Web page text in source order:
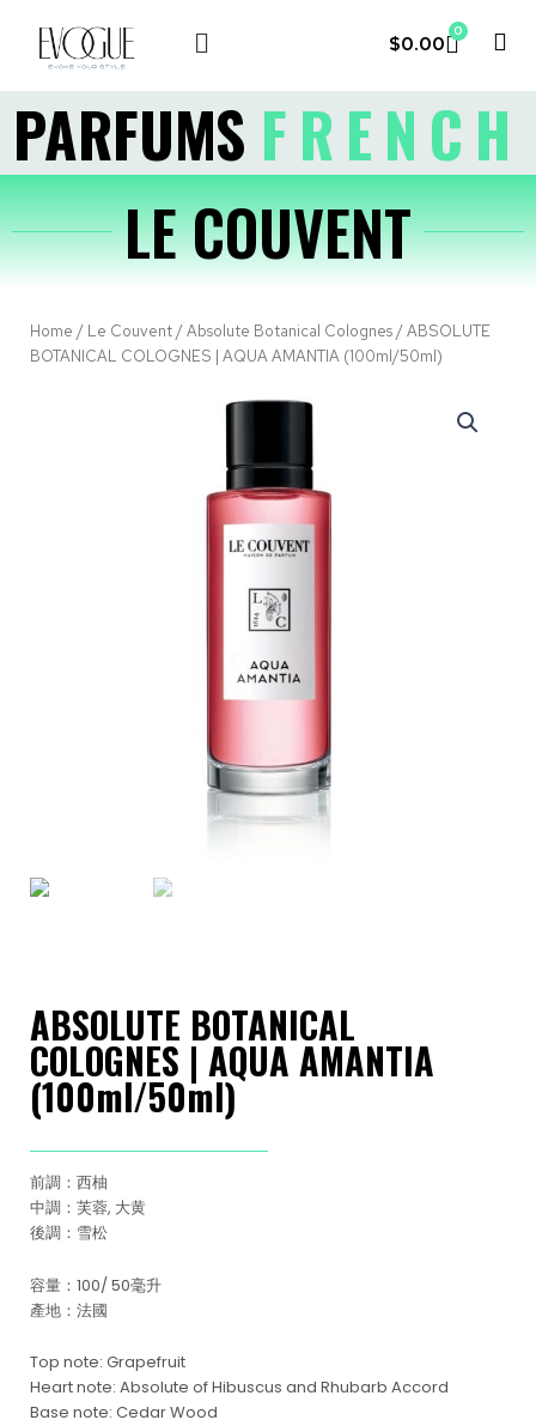
$0.00
0
PARFUMS FRENCH
LE COUVENT
Home / Le Couvent/Absolute Botanical Colognes/ ABSOLUTE
BOTANICAL COLOGNES | AQUA AMANTIA (100ml/50ml)
ABSOLUTE BOTANICAL
COLOGNES | AQUA AMANTIA
(100ml/50ml)
前調：西柚
中調：芙蓉, 大黄
後調：雪松
容量：100/ 50毫升
產地：法國
Top note: Grapefruit
Heart note: Absolute of Hibuscus and Rhubarb Accord
Base note: Cedar Wood